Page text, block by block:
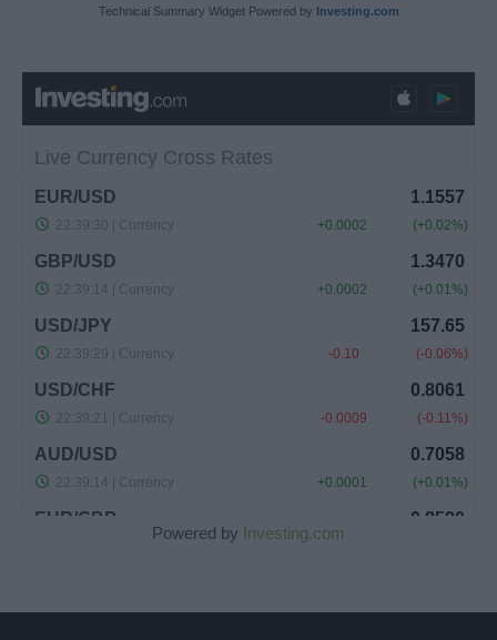
Technical Summary Widget Powered by Investing.com
Powered by Investing.com